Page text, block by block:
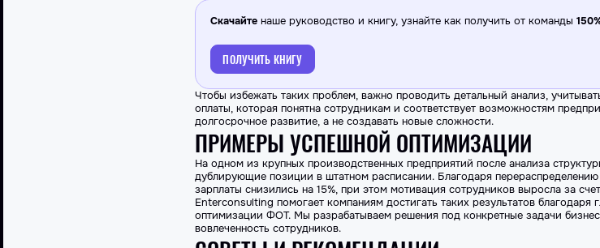
Скачайте наше руководство и книгу, узнайте как получить от команды
ПОЛУЧИТЬ КНИГУ
Чтобы избежать таких проблем, важно проводить детальный анализ,
оплаты, которая понятна сотрудникам и соответствует возможностям
долгосрочное развитие, а не создавать новые сложности.
ПРИМЕРЫ УСПЕШНОЙ ОПТИМИЗАЦИИ
На одном из крупных производственных предприятий после анализа
дублирующие позиции в штатном расписании. Благодаря
зарплаты снизились на 15%, при этом мотивация сотрудников выросла за
Enterconsulting помогает компаниям достигать таких результатов
оптимизации ФОТ. Мы разрабатываем решения под конкретные задачи
вовлеченность сотрудников.